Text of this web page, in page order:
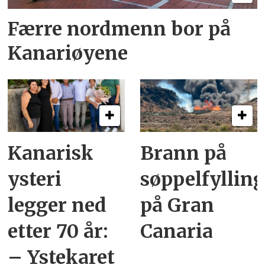
Færre nordmenn bor på
Kanariøyene
Kanarisk
ysteri
legger ned
etter 70 år:
– Ystekaret
Brann på
søppelfylling
på Gran
Canaria